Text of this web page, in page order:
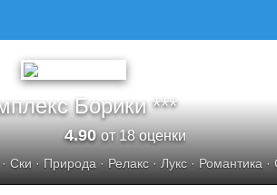
Борики ***
4.90от 18 оценки
· Ски · Природа · Релакс · Лукс · Романтика ·